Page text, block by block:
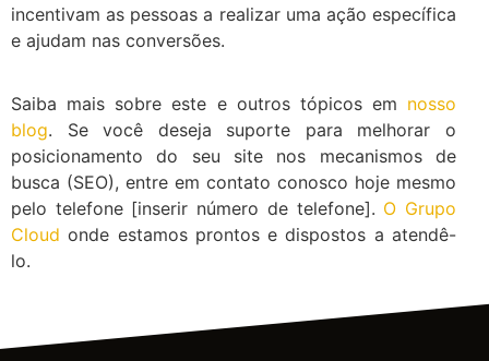
incentivam as pessoas a realizar uma ação específica
e ajudam nas conversões.
Saiba mais sobre este e outros tópicos em nosso
blog. Se você deseja suporte para melhorar o
posicionamento do seu site nos mecanismos de
busca (SEO), entre em contato conosco hoje mesmo
pelo telefone [inserir número de telefone]. O Grupo
Cloud onde estamos prontos e dispostos a atendê-
lo.